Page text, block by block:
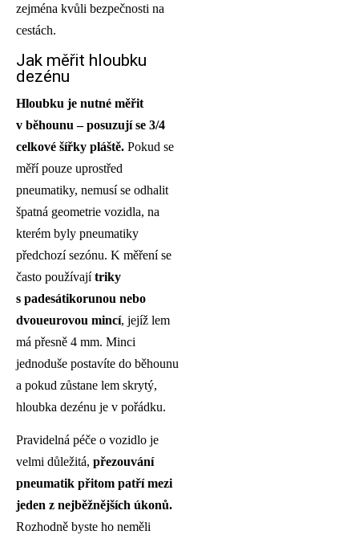
zejména kvůli bezpečnosti na
cestách.
Jak měřit hloubku
dezénu
Hloubku je nutné měřit
v běhounu – posuzují se 3/4
celkové šířky pláště. Pokud se
měří pouze uprostřed
pneumatiky, nemusí se odhalit
špatná geometrie vozidla, na
kterém byly pneumatiky
předchozí sezónu. K měření se
často používajítriky
s padesátikorunou nebo
dvoueurovou mincí, jejíž lem
má přesně 4 mm. Minci
jednoduše postavíte do běhounu
a pokud zůstane lem skrytý,
hloubka dezénu je v pořádku.
Pravidelná péče o vozidlo je
velmi důležitá, přezouvání
pneumatik přitom patří mezi
jeden z nejběžnějších úkonů.
Rozhodně byste ho neměli